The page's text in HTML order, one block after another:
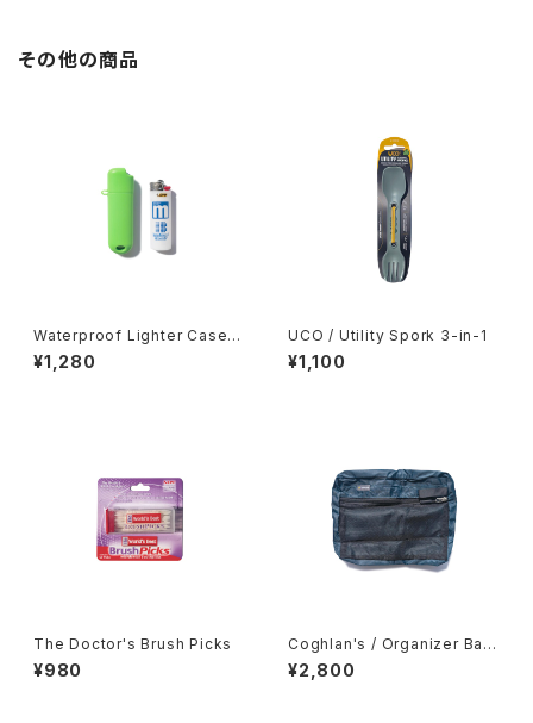
その他の商品
Waterproof Lighter Case f
or BIC
¥1,280
UCO / Utility Spork 3-in-1
¥1,100
The Doctor's Brush Picks
¥980
Coghlan's / Organizer Bag
s -Medium-
¥2,800